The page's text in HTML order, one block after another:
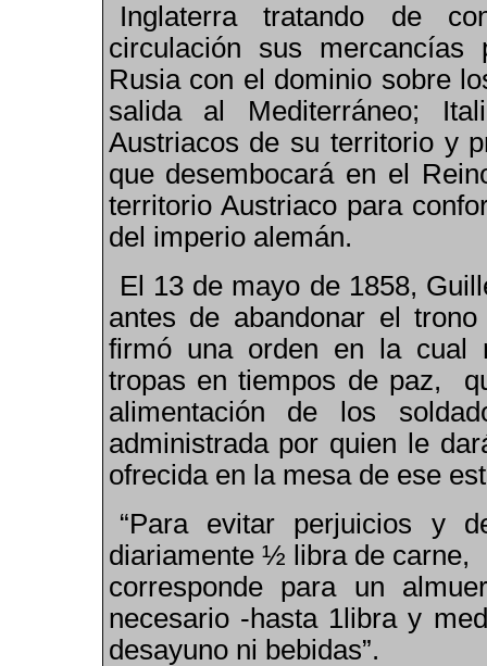
Inglaterra tratando de
circulación sus mercancías
Rusia con el dominio sobre
salida al Mediterráneo;
Austriacos de su territorio y
que desembocará en el
territorio Austriaco para
del imperio alemán.
El 13 de mayo de 1858,
antes de abandonar el
firmó una orden en la cual
tropas en tiempos de paz,
alimentación de los
administrada por quien le
ofrecida en la mesa de ese
“Para evitar perjuicios y
diariamente ½ libra de carne,
corresponde para un
necesario -hasta 1libra y
desayuno ni bebidas”.